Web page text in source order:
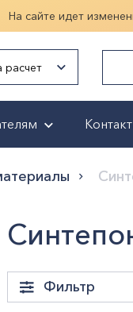
На сайте идет
расчет
Фильтр